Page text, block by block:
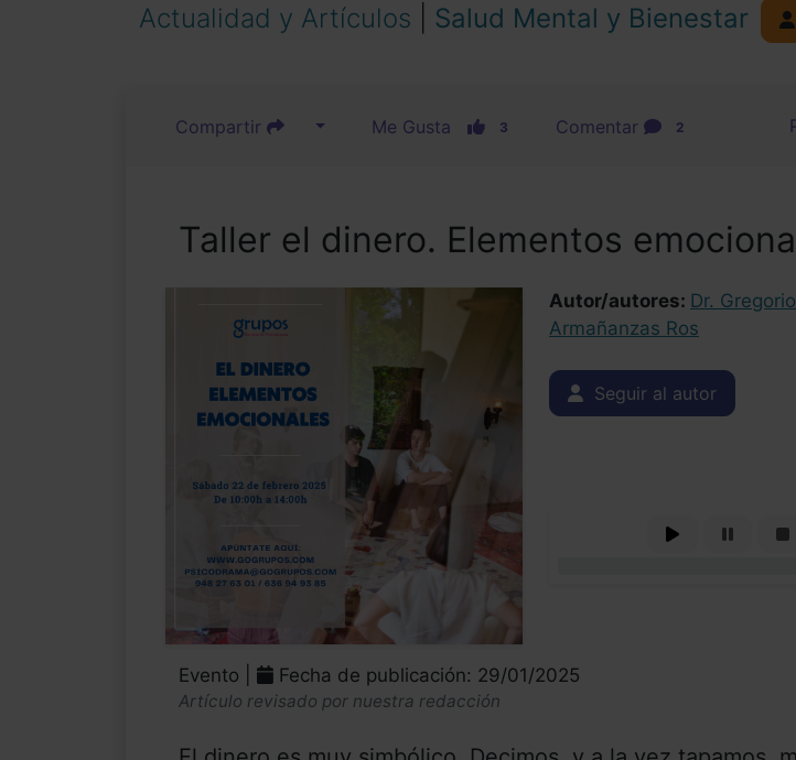
Actualidad y Artículos Salud Mental y Bienestar
Compartir Me Gusta 3 Comentar 2
Taller el dinero. Elementos
Autor/autores: Dr. Gregorio
Armañanzas Ros
Seguir al autor
Evento | Fecha de publicación: 29/01/2025
Artículo revisado por nuestra redacción